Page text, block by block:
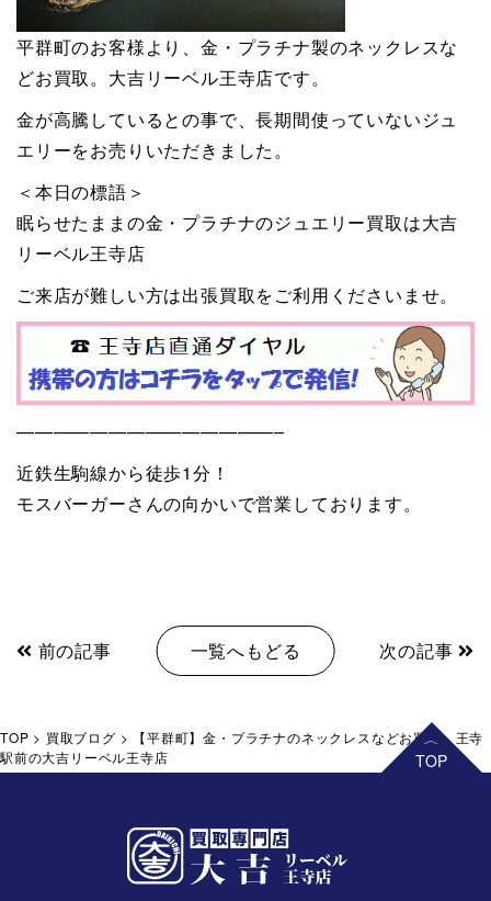
平群町のお客様より、金・プラチナ製のネックレスな
どお買取。大吉リーベル王寺店です。
金が高騰しているとの事で、長期間使っていないジュ
エリーをお売りいただきました。
＜本日の標語＞
眠らせたままの金・プラチナのジュエリー買取は大吉
リーベル王寺店
ご来店が難しい方は出張買取をご利用くださいませ。
——————————————–
近鉄生駒線から徒歩1分！
モスバーガーさんの向かいで営業しております。
前の記事 一覧へもどる 次の記事
TOP > 買取ブログ >
【平群町】金・プラチナのネックレスなどお買取。王寺
駅前の大吉リーベル王寺店